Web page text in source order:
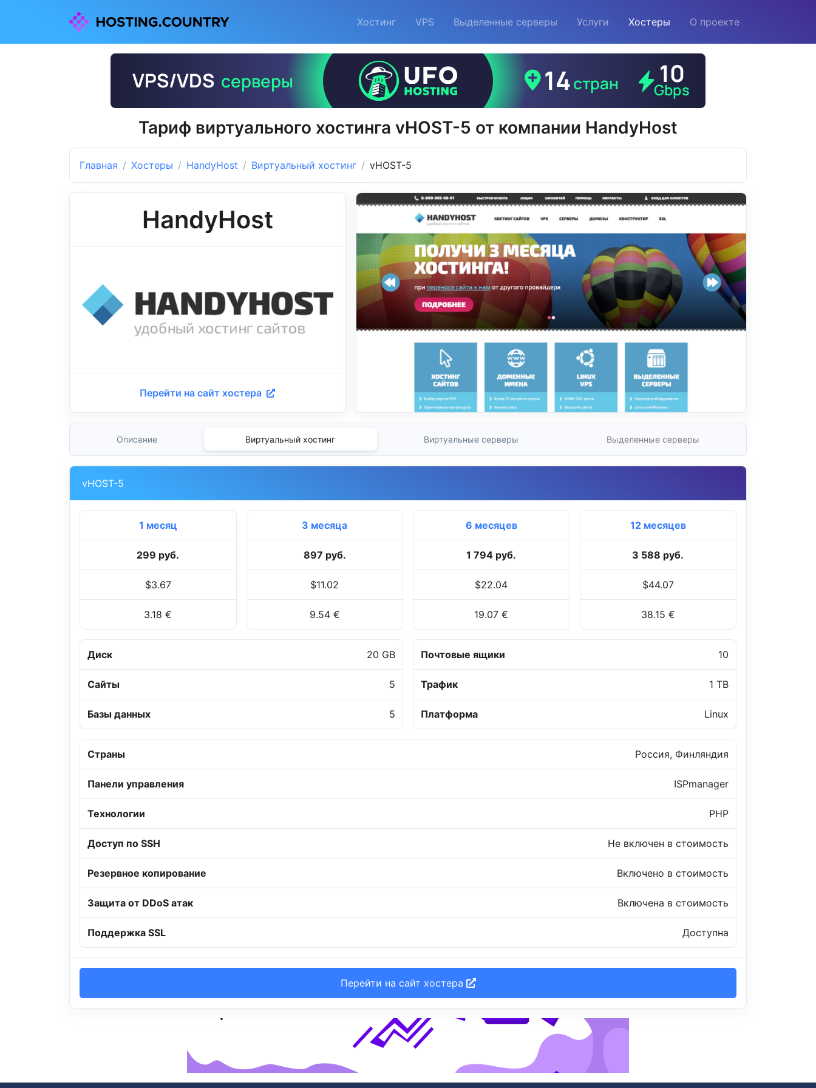
Хостинг VPS Выделенные серверы Услуги Хостеры О проекте
Тариф виртуального хостинга vHOST-5 от компании HandyHost
Главная Хостеры HandyHost Виртуальный хостинг vHOST-5
HandyHost
Перейти на сайт хостера
Описание Виртуальный хостинг Виртуальные серверы Выделенные серверы
vHOST-5
1 месяц
299 руб.
$3.67
3.18 €
3 месяца
897 руб.
$11.02
9.54 €
6 месяцев
1 794 руб.
$22.04
19.07 €
12 месяцев
3 588 руб.
$44.07
38.15 €
Диск 20 GB
Сайты 5
Базы данных 5
Почтовые ящики 10
Трафик 1 TB
Платформа Linux
Страны Россия, Финляндия
Панели управления ISPmanager
Технологии PHP
Доступ по SSH Не включен в стоимость
Резервное копирование Включено в стоимость
Защита от DDoS атак Включена в стоимость
Поддержка SSL Доступна
Перейти на сайт хостера